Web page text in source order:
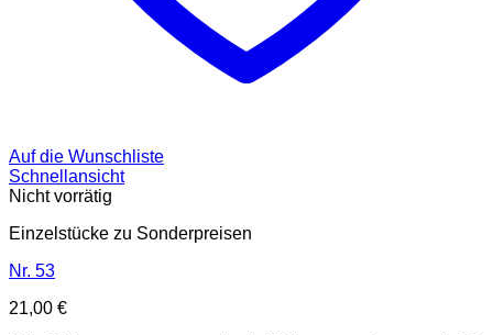
Auf die Wunschliste
Schnellansicht
Nicht vorrätig
Einzelstücke zu Sonderpreisen
Nr. 53
21,00 €